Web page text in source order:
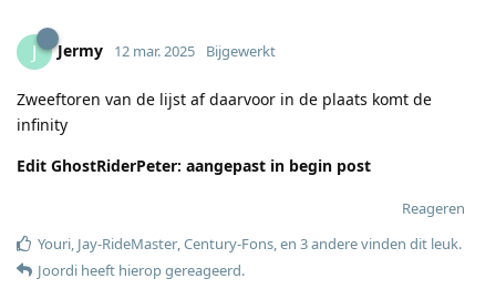
J Jermy 12 mar. 2025 Bijgewerkt
Zweeftoren van de lijst af daarvoor in de plaats komt de
infinity
Edit GhostRiderPeter: aangepast in begin post
Reageren
Youri, Jay-RideMaster,Century-Fons, en 3anderevinden dit leuk.
Joordi heeft hierop gereageerd.